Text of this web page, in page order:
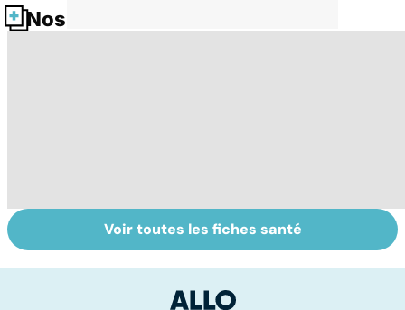
Nos fiches santé
Staphylocoque
doré : une
Faire du sport à
domicile, c'est
Voir toutes les fiches santé